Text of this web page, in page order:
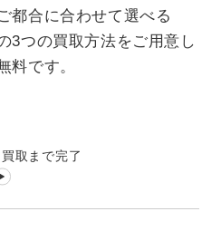
都合に合わせて選べる
3つの買取方法をご用意し
料です。
取まで完了